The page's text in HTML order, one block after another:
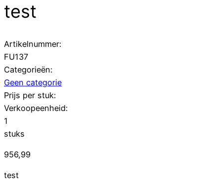
test
Artikelnummer:
FU137
Categorieën:
Geen categorie
Prijs per stuk:
Verkoopeenheid:
1
stuks
956,99
test